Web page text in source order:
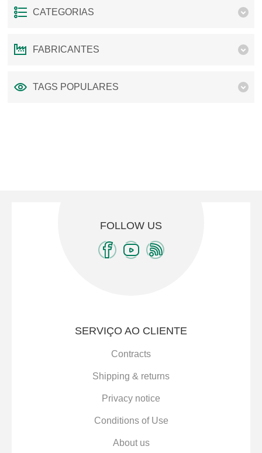
CATEGORIAS
FABRICANTES
TAGS POPULARES
FOLLOW US
SERVIÇO AO CLIENTE
Contracts
Shipping & returns
Privacy notice
Conditions of Use
About us